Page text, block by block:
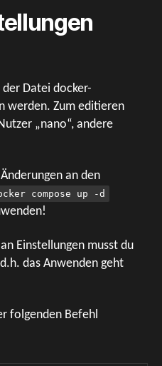
der Datei docker-
werden. Zum editieren
„nano“, andere
an den
compose up -d
Einstellungen musst du
das Anwenden geht
folgenden Befehl